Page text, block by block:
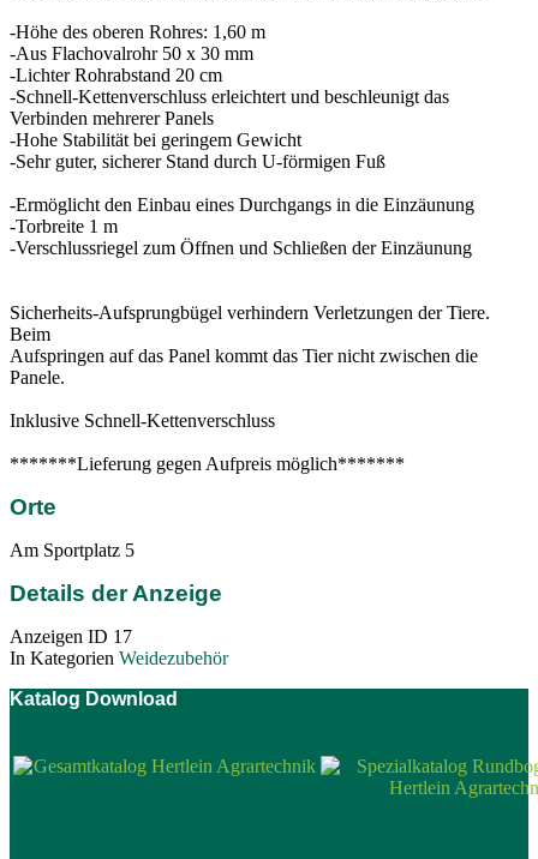
-Höhe des oberen Rohres: 1,60 m
-Aus Flachovalrohr 50 x 30 mm
-Lichter Rohrabstand 20 cm
-Schnell-Kettenverschluss erleichtert und beschleunigt das
Verbinden mehrerer Panels
-Hohe Stabilität bei geringem Gewicht
-Sehr guter, sicherer Stand durch U-förmigen Fuß
-Ermöglicht den Einbau eines Durchgangs in die Einzäunung
-Torbreite 1 m
-Verschlussriegel zum Öffnen und Schließen der Einzäunung
Sicherheits-Aufsprungbügel verhindern Verletzungen der Tiere.
Beim
Aufspringen auf das Panel kommt das Tier nicht zwischen die
Panele.
Inklusive Schnell-Kettenverschluss
*******Lieferung gegen Aufpreis möglich*******
Orte
Am Sportplatz 5
Details der Anzeige
Anzeigen ID 17
In Kategorien Weidezubehör
Katalog Download